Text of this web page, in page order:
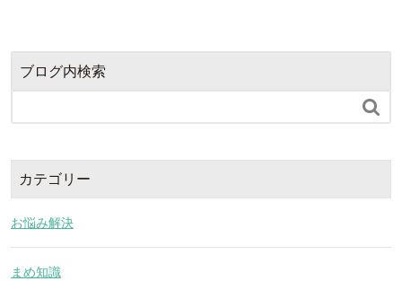
ブログ内検索

カテゴリー
お悩み解決
まめ知識